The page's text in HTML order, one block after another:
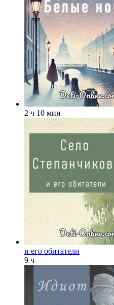
2 ч 10 мин
и его обитатели
9 ч